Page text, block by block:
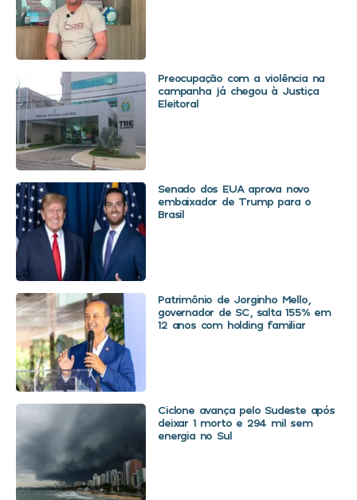
Preocupação com a violência na
campanha já chegou à Justiça
Eleitoral
Senado dos EUA aprova novo
embaixador de Trump para o
Brasil
Patrimônio de Jorginho Mello,
governador de SC, salta 155% em
12 anos com holding familiar
Ciclone avança pelo Sudeste após
deixar 1 morto e 294 mil sem
energia no Sul